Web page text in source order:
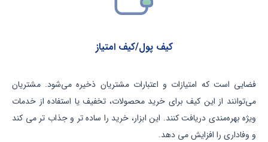
کیف پول/کیف امتیاز
فضایی است که امتیازات و اعتبارات مشتریان ذخیره می‌شود. مشتریان
می‌توانند از این کیف برای خرید محصولات، تخفیف یا استفاده از خدمات
ویژه بهره‌مندی دریافت کنند. این ابزار، خرید را ساده تر و جذاب تر می کند
و وفاداری را افزایش می دهد.